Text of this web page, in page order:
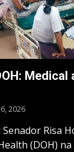
2026
Senador Risa
(DOH)